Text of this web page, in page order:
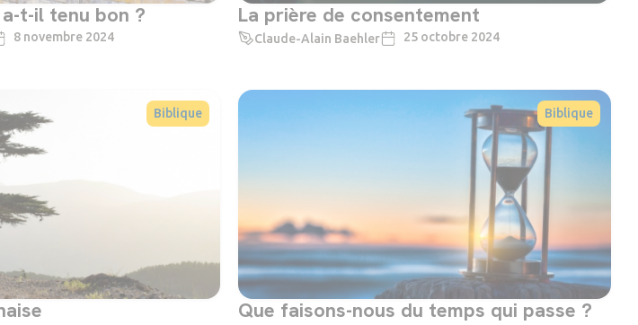
t-il tenu bon ?
8 novembre 2024
La prière de consentement
Claude-Alain Baehler 25 octobre 2024
Biblique Biblique
Que faisons-nous du temps qui passe ?